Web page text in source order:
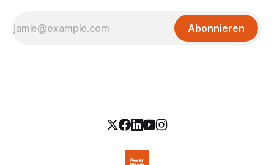
Abonnieren